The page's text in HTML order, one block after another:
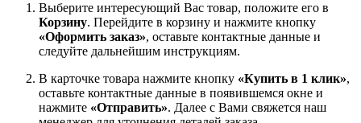
Выберите интересующий Вас товар, положите его в
Корзину. Перейдите в корзину и нажмите кнопку
«Оформить заказ», оставьте контактные данные и
следуйте дальнейшим инструкциям.
В карточке товара нажмите кнопку «Купить в 1 клик»,
оставьте контактные данные в появившемся окне и
нажмите «Отправить». Далее с Вами свяжется наш